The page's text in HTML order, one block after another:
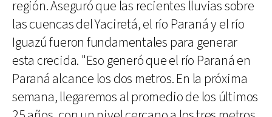
región. Aseguró que las recientes lluvias sobre
las cuencas del Yaciretá, el río Paraná y el río
Iguazú fueron fundamentales para generar
esta crecida. "Eso generó que el río Paraná en
Paraná alcance los dos metros. En la próxima
semana, llegaremos al promedio de los últimos